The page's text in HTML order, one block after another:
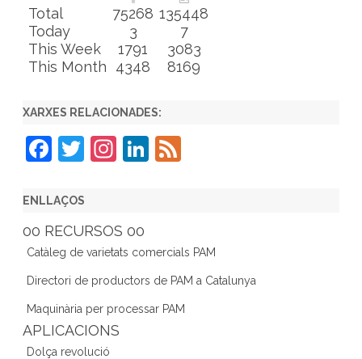
Total 75268 135448
Today
3
7
This Week
1791
3083
This Month
4348 8169
XARXES RELACIONADES:
F
c
e
b
o
o
k
T
er
In
gr
a
m
Li
dI
n
ENLLAÇOS
00 RECURSOS 00
Catàleg de varietats comercials PAM
Directori de productors de PAM a Catalunya
Maquinària per processar PAM
APLICACIONS
Dolça revolució